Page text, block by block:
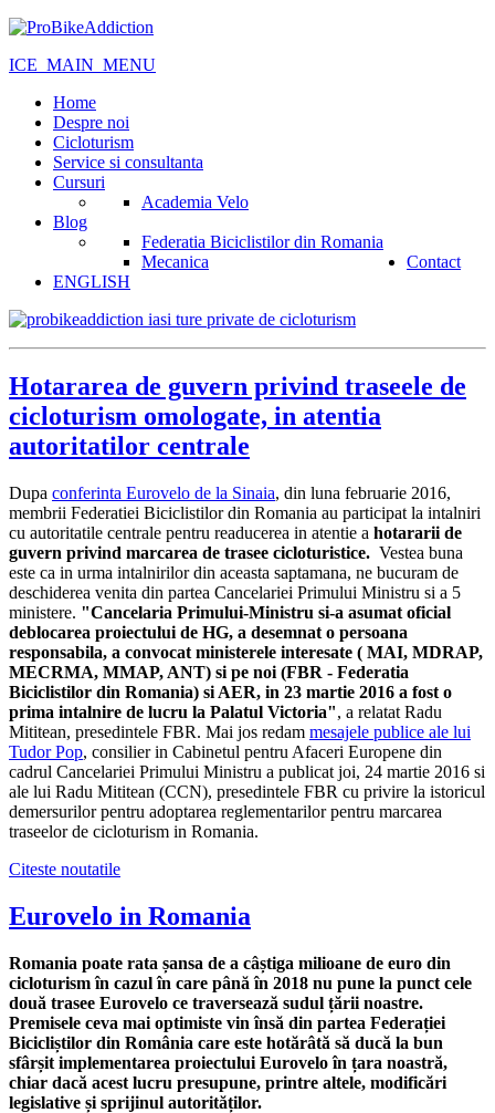
ICE_MAIN_MENU
Home
Despre noi
Cicloturism
Service si consultanta
Cursuri
Academia Velo
Blog
Federatia Biciclistilor din Romania
Mecanica
Contact
ENGLISH
Hotararea de guvern privind traseele de
cicloturism omologate, in atentia
autoritatilor centrale
Dupa conferinta Eurovelo de la Sinaia, din luna februarie 2016,
membrii Federatiei Biciclistilor din Romania au participat la intalniri
cu autoritatile centrale pentru readucerea in atentie a hotararii de
guvern privind marcarea de trasee cicloturistice. Vestea buna
este ca in urma intalnirilor din aceasta saptamana, ne bucuram de
deschiderea venita din partea Cancelariei Primului Ministru si a 5
ministere. "Cancelaria Primului-Ministru si-a asumat oficial
deblocarea proiectului de HG, a desemnat o persoana
responsabila, a convocat ministerele interesate ( MAI, MDRAP,
MECRMA, MMAP, ANT) si pe noi (FBR - Federatia
Biciclistilor din Romania) si AER, in 23 martie 2016 a fost o
prima intalnire de lucru la Palatul Victoria", a relatat Radu
Mititean, presedintele FBR. Mai jos redam mesajele publice ale lui
Tudor Pop, consilier in Cabinetul pentru Afaceri Europene din
cadrul Cancelariei Primului Ministru a publicat joi, 24 martie 2016 si
ale lui Radu Mititean (CCN), presedintele FBR cu privire la istoricul
demersurilor pentru adoptarea reglementarilor pentru marcarea
traseelor de cicloturism in Romania.
Citeste noutatile
Eurovelo in Romania
Romania poate rata șansa de a câștiga milioane de euro din
cicloturism în cazul în care până în 2018 nu pune la punct cele
două trasee Eurovelo ce traversează sudul țării noastre.
Premisele ceva mai optimiste vin însă din partea Federației
Bicicliștilor din România care este hotărâtă să ducă la bun
sfârșit implementarea proiectului Eurovelo în țara noastră,
chiar dacă acest lucru presupune, printre altele, modificări
legislative și sprijinul autorităților.